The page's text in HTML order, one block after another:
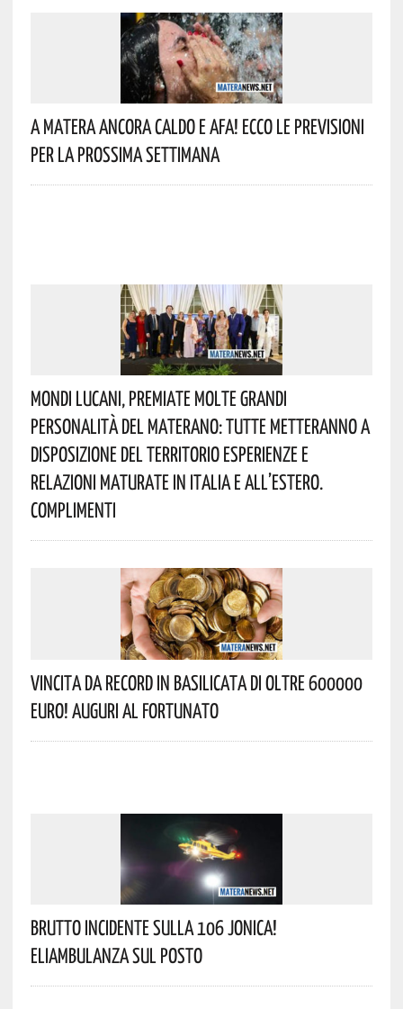
A Matera Ancora Caldo E Afa! Ecco Le Previsioni
Per La Prossima Settimana
Mondi Lucani, Premiate Molte Grandi
Personalità Del Materano: Tutte Metteranno A
Disposizione Del Territorio Esperienze E
Relazioni Maturate In Italia E All’estero.
Complimenti
Vincita Da Record In Basilicata Di Oltre 600000
Euro! Auguri Al Fortunato
Brutto Incidente Sulla 106 Jonica!
Eliambulanza Sul Posto